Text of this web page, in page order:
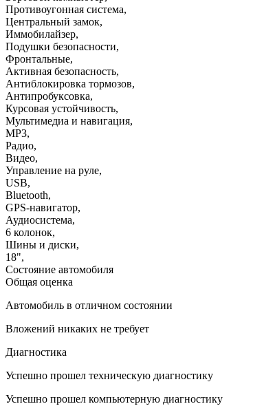
Противоугонная система,
Центральный замок,
Иммобилайзер,
Подушки безопасности,
Фронтальные,
Активная безопасность,
Антиблокировка тормозов,
Антипробуксовка,
Курсовая устойчивость,
Мультимедиа и навигация,
MP3,
Радио,
Видео,
Управление на руле,
USB,
Bluetooth,
GPS-навигатор,
Аудиосистема,
6 колонок,
Шины и диски,
18",
Состояние автомобиля
Общая оценка
Автомобиль в отличном состоянии
Вложений никаких не требует
Диагностика
Успешно прошел техническую диагностику
Успешно прошел компьютерную диагностику